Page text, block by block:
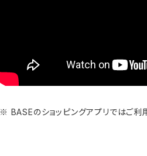
※ BASEのショッピングアプリではご利